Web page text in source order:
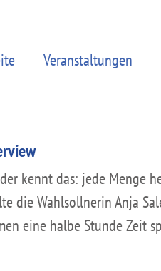
Veranstaltungen
kennt das: jede Menge
die Wahlsollnerin Anja
eine halbe Stunde